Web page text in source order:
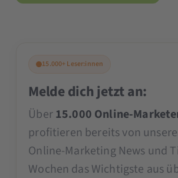
15.000+ Leser:innen
Melde dich jetzt an:
Über15.000 Online-
profitieren bereits von
Online-Marketing News und
Wochen das Wichtigste aus